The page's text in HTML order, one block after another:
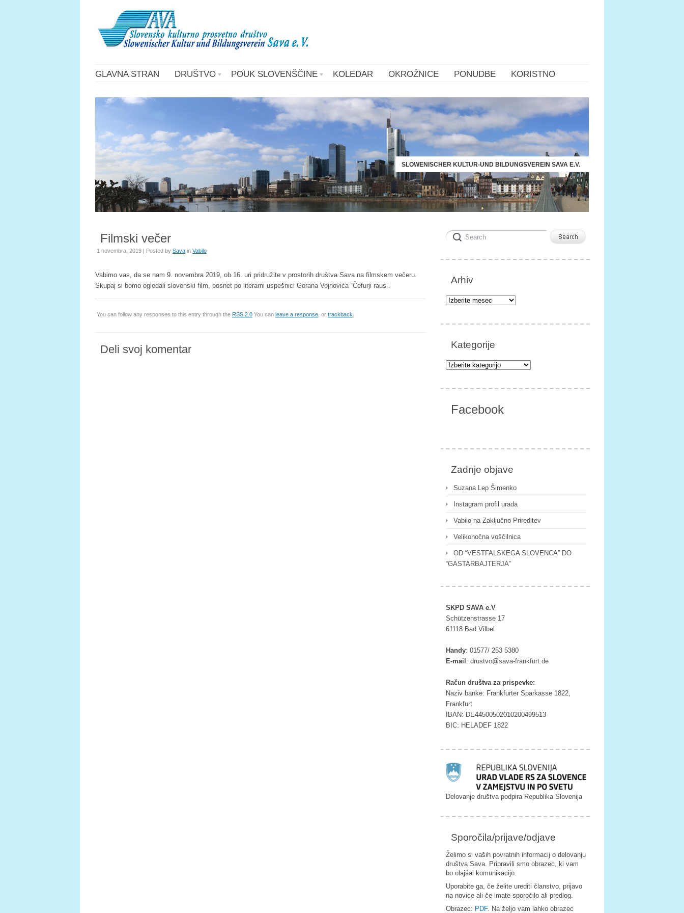
GLAVNA STRAN DRUŠTVO POUK SLOVENŠČINE KOLEDAR OKROŽNICE PONUDBE KORISTNO
SLOWENISCHER KULTUR-UND BILDUNGSVEREIN SAVA E.V.
Filmski večer
1 novembra, 2019 | Posted by Sava in Vabilo
Vabimo vas, da se nam 9. novembra 2019, ob 16. uri pridružite v prostorih društva Sava na filmskem večeru.
Skupaj si bomo ogledali slovenski film, posnet po literarni uspešnici Gorana Vojnovića “Čefurji raus”.
You can follow any responses to this entry through the RSS 2.0 You can leave a response , or trackback
Deli svoj komentar
Arhiv
Arhiv
Kategorije
Kategorije
Facebook
Zadnje objave
Suzana Lep Šimenko
Instagram profil urada
Vabilo na Zaključno Prireditev
Velikonočna voščilnica
OD “VESTFALSKEGA SLOVENCA” DO
“GASTARBAJTERJA”
SKPD SAVA e.V
Schützenstrasse 17
61118 Bad Vilbel
Handy: 01577/ 253 5380
E-mail : ed.tr
ufkna
rf-av
as@ov
tsurd
Račun društva za prispevke:
Naziv banke: Frankfurter Sparkasse 1822,
Frankfurt
IBAN: DE44500502010200499513
BIC: HELADEF 1822
Delovanje društva podpira Republika Slovenija
Sporočila/prijave/odjave
Želimo si vaših povratnih informacij o delovanju
društva Sava. Pripravili smo obrazec, ki vam
bo olajšal komunikacijo.
Uporabite ga, če želite urediti članstvo, prijavo
na novice ali če imate sporočilo ali predlog.
Obrazec: PDF. Na željo vam lahko obrazec